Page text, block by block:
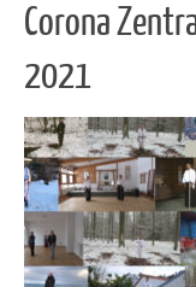
Corona
2021